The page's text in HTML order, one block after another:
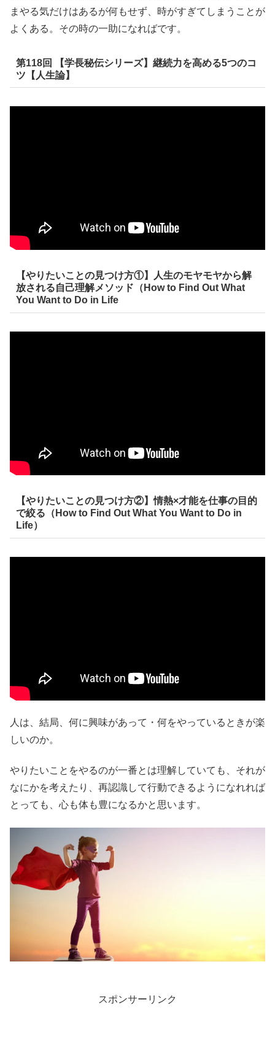
まやる気だけはあるが何もせず、時がすぎてしまうことが
よくある。その時の一助になればです。
第118回 【学長秘伝シリーズ】継続力を高める5つのコ
ツ【人生論】
【やりたいことの見つけ方①】人生のモヤモヤから解
放される自己理解メソッド（How to Find Out What
You Want to Do in Life
【やりたいことの見つけ方②】情熱×才能を仕事の目的
で絞る（How to Find Out What You Want to Do in
Life）
人は、結局、何に興味があって・何をやっているときが楽
しいのか。
やりたいことをやるのが一番とは理解していても、それが
なにかを考えたり、再認識して行動できるようになれれば
とっても、心も体も豊になるかと思います。
スポンサーリンク